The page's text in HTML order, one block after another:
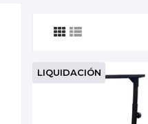
LIQUIDACIÓN